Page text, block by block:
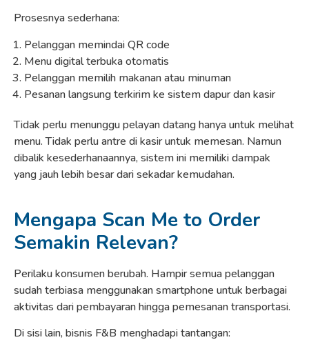
Prosesnya sederhana:
Pelanggan memindai QR code
Menu digital terbuka otomatis
Pelanggan memilih makanan atau minuman
Pesanan langsung terkirim ke sistem dapur dan kasir
Tidak perlu menunggu pelayan datang hanya untuk melihat
menu. Tidak perlu antre di kasir untuk memesan. Namun
dibalik kesederhanaannya, sistem ini memiliki dampak
yang jauh lebih besar dari sekadar kemudahan.
Mengapa Scan Me to Order
Semakin Relevan?
Perilaku konsumen berubah. Hampir semua pelanggan
sudah terbiasa menggunakan smartphone untuk berbagai
aktivitas dari pembayaran hingga pemesanan transportasi.
Di sisi lain, bisnis F&B menghadapi tantangan: